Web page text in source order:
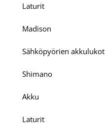
Laturit
Madison
Sähköpyörien akkulukot
Shimano
Akku
Laturit